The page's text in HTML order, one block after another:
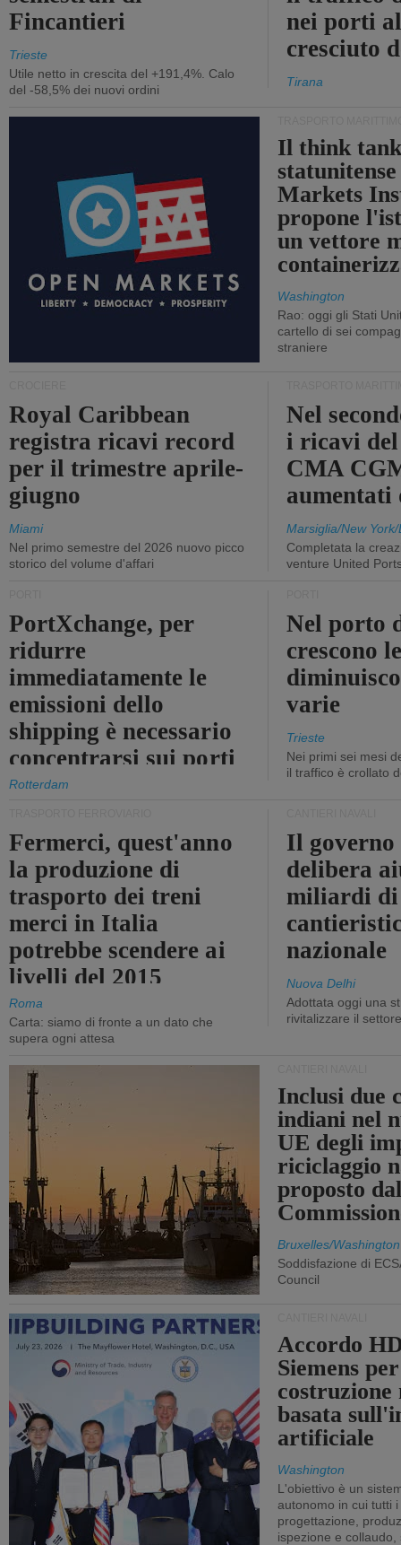
Fincantieri
Trieste
Utile netto in crescita del +191,4%. Calo
del -58,5% dei nuovi ordini
nei porti
cresciuto
Tirana
Il think
Markets
propone
un vettore
Washington
Rao: oggi gli Stati
cartello di sei
straniere
Royal Caribbean
registra ricavi record
per il trimestre aprile-
giugno
Miami
Nel primo semestre del 2026 nuovo picco
storico del volume d'affari
Nel
i ricavi
CMA
aumentati
Marsiglia/New
Completata la
venture United
PortXchange, per
ridurre
immediatamente le
emissioni dello
shipping è necessario
concentrarsi sui porti
Rotterdam
Nel porto
crescono
varie
Trieste
Nei primi sei mesi
il traffico è crollato
Fermerci, quest'anno
la produzione di
trasporto dei treni
merci in Italia
potrebbe scendere ai
livelli del 2015
Roma
Carta: siamo di fronte a un dato che
supera ogni attesa
Il
delibera
miliardi
nazionale
Nuova Delhi
Adottata oggi una
rivitalizzare il settore
Inclusi due
indiani nel
UE degli
riciclaggio
proposto
Bruxelles/Washington
Soddisfazione di
Council
Accordo
Siemens
costruzione
basata
artificiale
Washington
L'obiettivo è un
autonomo in cui tutti
progettazione,
ispezione e collaudo,